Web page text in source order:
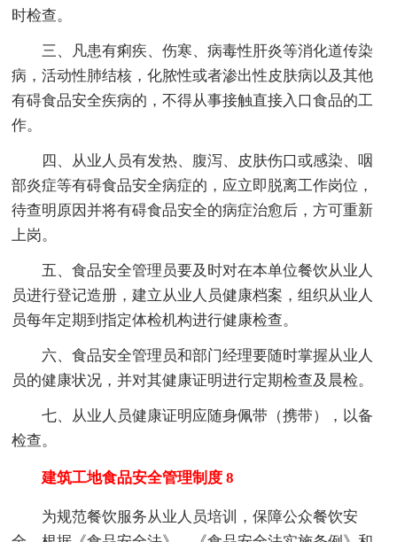
时检查。
三、凡患有痢疾、伤寒、病毒性肝炎等消化道传染
病，活动性肺结核，化脓性或者渗出性皮肤病以及其他
有碍食品安全疾病的，不得从事接触直接入口食品的工
作。
四、从业人员有发热、腹泻、皮肤伤口或感染、咽
部炎症等有碍食品安全病症的，应立即脱离工作岗位，
待查明原因并将有碍食品安全的病症治愈后，方可重新
上岗。
五、食品安全管理员要及时对在本单位餐饮从业人
员进行登记造册，建立从业人员健康档案，组织从业人
员每年定期到指定体检机构进行健康检查。
六、食品安全管理员和部门经理要随时掌握从业人
员的健康状况，并对其健康证明进行定期检查及晨检。
七、从业人员健康证明应随身佩带（携带），以备
检查。
建筑工地食品安全管理制度 8
为规范餐饮服务从业人员培训，保障公众餐饮安